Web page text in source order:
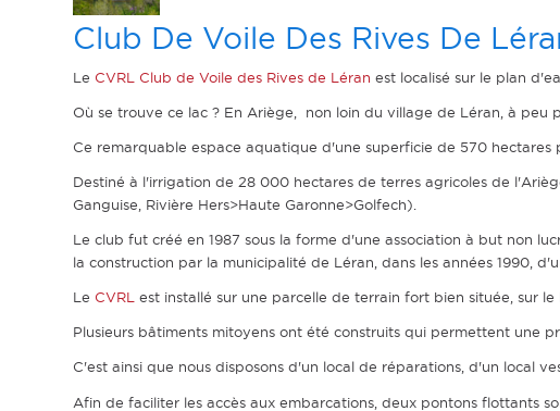
Club De Voile Des Rives De
Le CVRL Club de Voile des Rives de Léran est localisé sur le plan
Où se trouve ce lac ? En Ariège, non loin du village de Léran, à
Ce remarquable espace aquatique d'une superficie de 570 hectares
Destiné à l'irrigation de 28 000 hectares de terres agricoles de
Ganguise, Rivière Hers>Haute Garonne>Golfech).
Le club fut créé en 1987 sous la forme d'une association à but non
la construction par la municipalité de Léran, dans les années 1990,
Le CVRL est installé sur une parcelle de terrain fort bien située, sur
Plusieurs bâtiments mitoyens ont été construits qui permettent une
C'est ainsi que nous disposons d'un local de réparations, d'un local
Afin de faciliter les accès aux embarcations, deux pontons flottants